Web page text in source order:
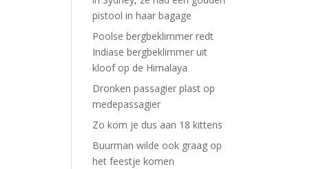
pistool in haar bagage
Poolse bergbeklimmer redt
Indiase bergbeklimmer uit
kloof op de Himalaya
Dronken passagier plast op
medepassagier
Zo kom je dus aan 18 kittens
Buurman wilde ook graag op
het feestje komen